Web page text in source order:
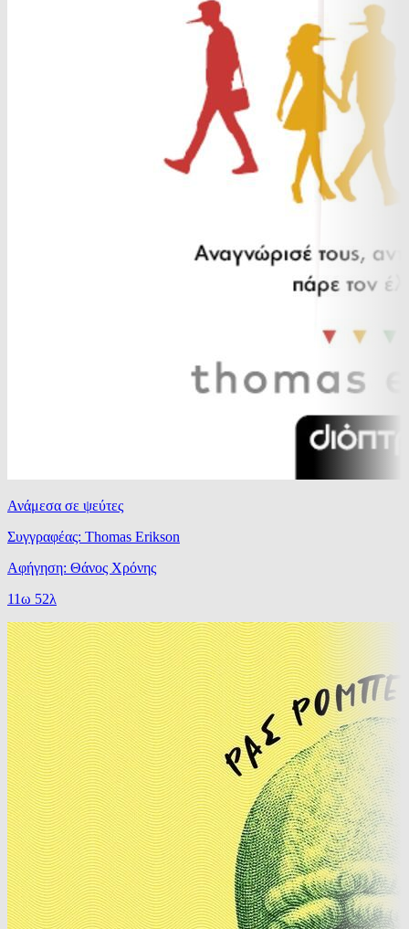
Ανάμεσα σε ψεύτες
Συγγραφέας: Thomas Erikson
Αφήγηση: Θάνος Χρόνης
11ω 52λ